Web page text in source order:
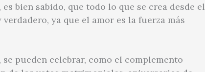
bien sabido, que todo lo que se crea desde el
ya que el amor es la fuerza más
pueden celebrar, como el complemento